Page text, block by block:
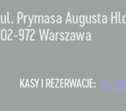
ul. Prymasa Augusta
02-972 Warszawa
KASY I REZERWACJE: